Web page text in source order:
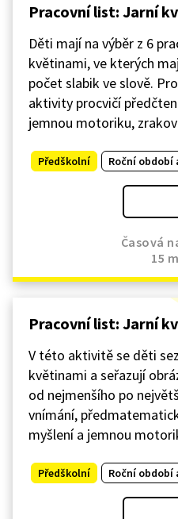
Pracovní list: Jarní
Děti mají na výběr z 6
květinami, ve kterých
počet slabik ve slově.
aktivity procvičí
jemnou motoriku,
Předškolní Roční období
Časová
15
Pracovní list: Jarní
V této aktivitě se děti
květinami a seřazují
od nejmenšího po
vnímání,
myšlení a jemnou
Předškolní Roční období